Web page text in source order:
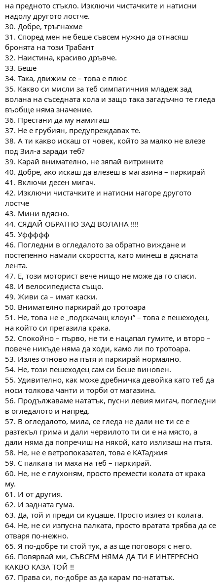
на предното стъкло. Изключи чистачките и натисни
надолу другото лостче.
30. Добре, тръгнахме
31. Според мен не беше съвсем нужно да отнасяш
бронята на този Трабант
32. Наистина, красиво дръвче.
33. Беше
34. Така, движим се – това е плюс
35. Какво си мисли за теб симпатичния младеж зад
волана на съседната кола и защо така загадъчно те гледа
въобще няма значение.
36. Престани да му намигаш
37. Не е грубиян, предупреждавах те.
38. А ти какво искаш от човек, който за малко не влезе
под Зил-а заради теб?
39. Карай внимателно, не зяпай витрините
40. Добре, ако искаш да влезеш в магазина – паркирай
41. Включи десен мигач.
42. Изключи чистачките и натисни нагоре другото
лостче
43. Мини вдясно.
44. СЯДАЙ ОБРАТНО ЗАД ВОЛАНА !!!!
45. Уффффф
46. Погледни в огледалото за обратно виждане и
постепенно намали скоростта, като минеш в дясната
лента.
47. Е, този моторист вече нищо не може да го спаси.
48. И велосипедиста също.
49. Живи са – имат каски.
50. Внимателно паркирай до тротоара
51. Не, това не е „подскачащ клоун” – това е пешеходец,
на който си прегазила крака.
52. Спокойно – първо, не ти е нацапал гумите, и второ –
повече никъде няма да ходи, камо ли по тротоара.
53. Излез отново на пътя и паркирай нормално.
54. Не, този пешеходец сам си беше виновен.
55. Удивително, как може дребничка девойка като теб да
носи толкова чанти и торби от магазина.
56. Продължаваме нататък, пусни левия мигач, погледни
в огледалото и напред.
57. В огледалото, мила, се гледа не дали не ти се е
разтекъл грима и дали червилото ти си е на място, а
дали няма да попречиш на някой, като излизаш на пътя.
58. Не, не е ветропоказател, това е КАТаджия
59. С палката ти маха на теб – паркирай.
60. Не, не е глухоням, просто премести колата от крака
му.
61. И от другия.
62. И задната гума.
63. Да, той и преди си куцаше. Просто излез от колата.
64. Не, не си изпусна палката, просто вратата трябва да се
отваря по-нежно.
65. Я по-добре ти стой тук, а аз ще поговоря с него.
66. Повярвай ми, СЪВСЕМ НЯМА ДА ТИ Е ИНТЕРЕСНО
КАКВО КАЗА ТОЙ !!
67. Права си, по-добре аз да карам по-нататък.